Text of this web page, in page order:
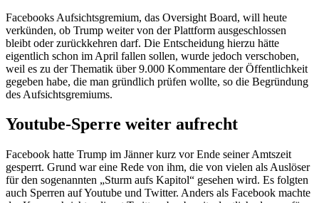
Facebooks Aufsichtsgremium, das Oversight Board, will heute
verkünden, ob Trump weiter von der Plattform ausgeschlossen
bleibt oder zurückkehren darf. Die Entscheidung hierzu hätte
eigentlich schon im April fallen sollen, wurde jedoch verschoben,
weil es zu der Thematik über 9.000 Kommentare der Öffentlichkeit
gegeben habe, die man gründlich prüfen wollte, so die Begründung
des Aufsichtsgremiums.
Youtube-Sperre weiter aufrecht
Facebook hatte Trump im Jänner kurz vor Ende seiner Amtszeit
gesperrt. Grund war eine Rede von ihm, die von vielen als Auslöser
für den sogenannten „Sturm aufs Kapitol“ gesehen wird. Es folgten
auch Sperren auf Youtube und Twitter. Anders als Facebook machte